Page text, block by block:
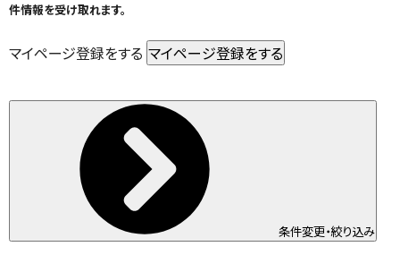
件情報を受け取れます。
マイページ登録をする
条件変更・絞り込み